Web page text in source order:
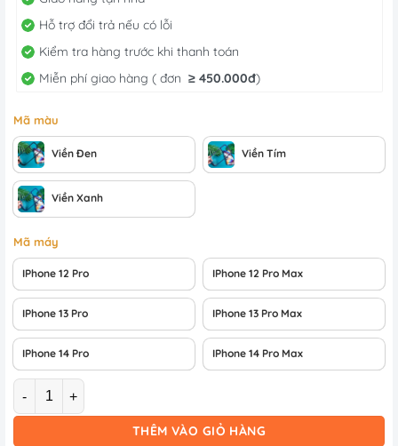
Hỗ trợ đổi trả nếu có lỗi
Kiểm tra hàng trước khi thanh toán
Miễn phí giao hàng ( đơn ≥ 450.000đ)
Mã màu
Viền Đen Viền Tím
Viền Xanh
Mã máy
IPhone 12 Pro IPhone 12 Pro Max
IPhone 13 Pro IPhone 13 Pro Max
IPhone 14 Pro IPhone 14 Pro Max
Số lượng
THÊM VÀO GIỎ HÀNG